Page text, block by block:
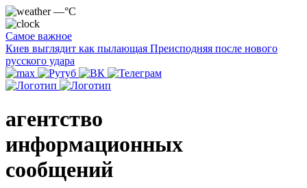
—°C
Самое важное
Киев выглядит как пылающая Преисподняя после нового
русского удара
агентство
информационных
сообщений